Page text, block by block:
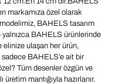
markamıza özel olarak
BAHELS tasarım
yalnızca BAHELS ürünlerinde
elinize ulaşan her ürün,
BAHELS’e ait bir
Tüm desenler özgün ve
üretim mantığıyla hazırlanır.